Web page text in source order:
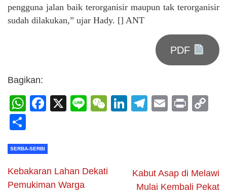
pengguna jalan baik terorganisir maupun tak terorganisir
sudah dilakukan,” ujar Hady. [] ANT
PDF
Bagikan:
WhatsApp
Facebook
X LineWeChat
LinkedIn
Telegram
Email
Print
SERBA-SERBI
Kebakaran Lahan Dekati
Pemukiman Warga
Kabut Asap di Melawi
Mulai Kembali Pekat